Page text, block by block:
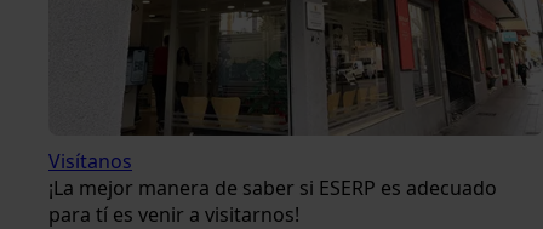
Visítanos
¡La mejor manera de saber si ESERP es adecuado
para tí es venir a visitarnos!